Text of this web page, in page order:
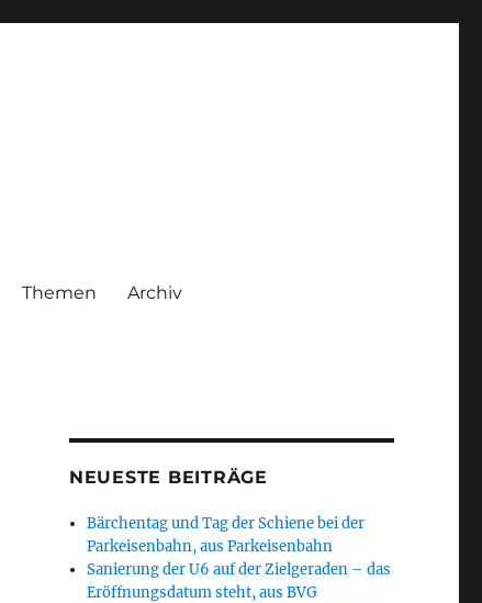
Themen Archiv
NEUESTE BEITRÄGE
Bärchentag und Tag der Schiene bei der
Parkeisenbahn, aus Parkeisenbahn
Sanierung der U6 auf der Zielgeraden – das
Eröffnungsdatum steht, aus BVG